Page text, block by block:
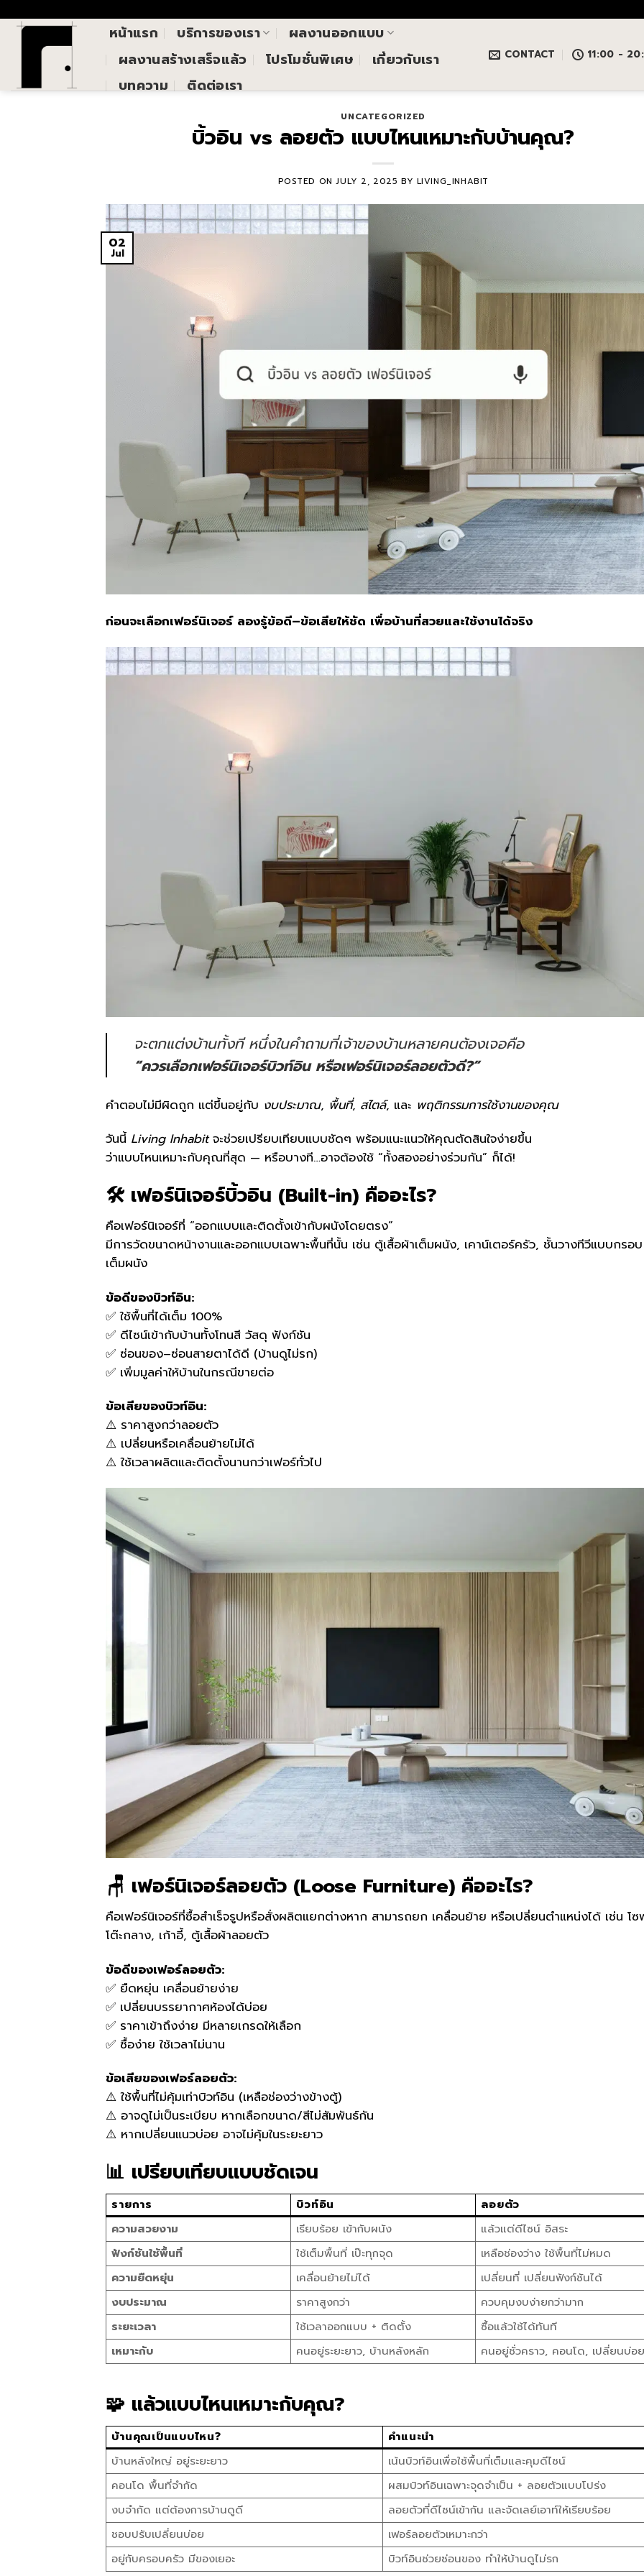
to
content
หน้าแรก บริการของเรา
ผลงานออกแบบ
ผลงานสร้างเสร็จแล้ว
โปรโมชั่นพิเศษ
เกี่ยวกับเรา
บทความ
ติดต่อเรา
CONTACT 11:00 -
UNCATEGORIZED
บิ้วอิน vs ลอยตัว แบบไหนเหมาะกับบ้านคุณ?
POSTED ONJULY 2, 2025 BY LIVING_INHABIT
02
Jul
ก่อนจะเลือกเฟอร์นิเจอร์ ลองรู้ข้อดี–ข้อเสียให้ชัด เพื่อบ้านที่สวยและใช้งานได้จริง
จะตกแต่งบ้านทั้งที หนึ่งในคำถามที่เจ้าของบ้านหลายคนต้องเจอคือ
“ควรเลือกเฟอร์นิเจอร์บิวท์อิน หรือเฟอร์นิเจอร์ลอยตัวดี?”
คำตอบไม่มีผิดถูก แต่ขึ้นอยู่กับ งบประมาณ, พื้นที่, สไตล์, และ พฤติกรรมการใช้งานของคุณ
วันนี้ Living Inhabitจะช่วยเปรียบเทียบแบบชัดๆ พร้อมแนะแนวให้คุณตัดสินใจง่ายขึ้น
ว่าแบบไหนเหมาะกับคุณที่สุด — หรือบางที…อาจต้องใช้ “ทั้งสองอย่างร่วมกัน” ก็ได้!
🛠 เฟอร์นิเจอร์บิ้วอิน (Built-in) คืออะไร?
คือเฟอร์นิเจอร์ที่ “ออกแบบและติดตั้งเข้ากับผนังโดยตรง”
มีการวัดขนาดหน้างานและออกแบบเฉพาะพื้นที่นั้น เช่น ตู้เสื้อผ้าเต็มผนัง, เคาน์เตอร์ครัว, ชั้นวางทีวีแบบกรอบ
เต็มผนัง
ข้อดีของบิวท์อิน:
✅ ใช้พื้นที่ได้เต็ม 100%
✅ ดีไซน์เข้ากับบ้านทั้งโทนสี วัสดุ ฟังก์ชัน
✅ ซ่อนของ–ซ่อนสายตาได้ดี (บ้านดูไม่รก)
✅ เพิ่มมูลค่าให้บ้านในกรณีขายต่อ
ข้อเสียของบิวท์อิน:
⚠️ ราคาสูงกว่าลอยตัว
⚠️ เปลี่ยนหรือเคลื่อนย้ายไม่ได้
⚠️ ใช้เวลาผลิตและติดตั้งนานกว่าเฟอร์ทั่วไป
🪑 เฟอร์นิเจอร์ลอยตัว (Loose Furniture) คืออะไร?
คือเฟอร์นิเจอร์ที่ซื้อสำเร็จรูปหรือสั่งผลิตแยกต่างหาก สามารถยก เคลื่อนย้าย หรือเปลี่ยนตำแหน่งได้ เช่น โซ
โต๊ะกลาง, เก้าอี้, ตู้เสื้อผ้าลอยตัว
ข้อดีของเฟอร์ลอยตัว:
✅ ยืดหยุ่น เคลื่อนย้ายง่าย
✅ เปลี่ยนบรรยากาศห้องได้บ่อย
✅ ราคาเข้าถึงง่าย มีหลายเกรดให้เลือก
✅ ซื้อง่าย ใช้เวลาไม่นาน
ข้อเสียของเฟอร์ลอยตัว:
⚠️ ใช้พื้นที่ไม่คุ้มเท่าบิวท์อิน (เหลือช่องว่างข้างตู้)
⚠️ อาจดูไม่เป็นระเบียบ หากเลือกขนาด/สีไม่สัมพันธ์กัน
⚠️ หากเปลี่ยนแนวบ่อย อาจไม่คุ้มในระยะยาว
📊 เปรียบเทียบแบบชัดเจน
รายการ บิวท์อิน
ลอยตัว
ความสวยงาม
เรียบร้อย เข้ากับผนัง
แล้วแต่ดีไซน์ อิสระ
ฟังก์ชันใช้พื้นที่
ใช้เต็มพื้นที่ เป๊ะทุกจุด
เหลือช่องว่าง ใช้พื้นที่ไม่หมด
ความยืดหยุ่น
เคลื่อนย้ายไม่ได้
เปลี่ยนที่ เปลี่ยนฟังก์ชันได้
งบประมาณ
ราคาสูงกว่า
ควบคุมงบง่ายกว่ามาก
ระยะเวลา
ใช้เวลาออกแบบ + ติดตั้ง
ซื้อแล้วใช้ได้ทันที
เหมาะกับ
คนอยู่ระยะยาว, บ้านหลังหลัก คนอยู่ชั่วคราว, คอนโด, เปลี่ยนบ่อ
🧩 แล้วแบบไหนเหมาะกับคุณ?
บ้านคุณเป็นแบบไหน?
คำแนะนำ
บ้านหลังใหญ่ อยู่ระยะยาว
เน้นบิวท์อินเพื่อใช้พื้นที่เต็มและคุมดีไซน์
คอนโด พื้นที่จำกัด
ผสมบิวท์อินเฉพาะจุดจำเป็น + ลอยตัวแบบโปร่ง
งบจำกัด แต่ต้องการบ้านดูดี
ลอยตัวที่ดีไซน์เข้ากัน และจัดเลย์เอาท์ให้เรียบร้อย
ชอบปรับเปลี่ยนบ่อย
เฟอร์ลอยตัวเหมาะกว่า
อยู่กับครอบครัว มีของเยอะ
บิวท์อินช่วยซ่อนของ ทำให้บ้านดูไม่รก